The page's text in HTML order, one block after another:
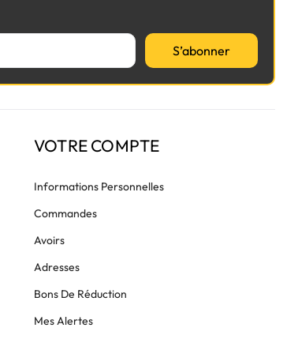
S’abonner
VOTRE COMPTE
Informations Personnelles
Commandes
Avoirs
Adresses
Bons De Réduction
Mes Alertes